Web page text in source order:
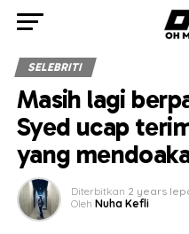
SELEBRITI
Masih lagi
Syed ucap
yang
Diterbitkan 2 years
Oleh Nuha Kefli